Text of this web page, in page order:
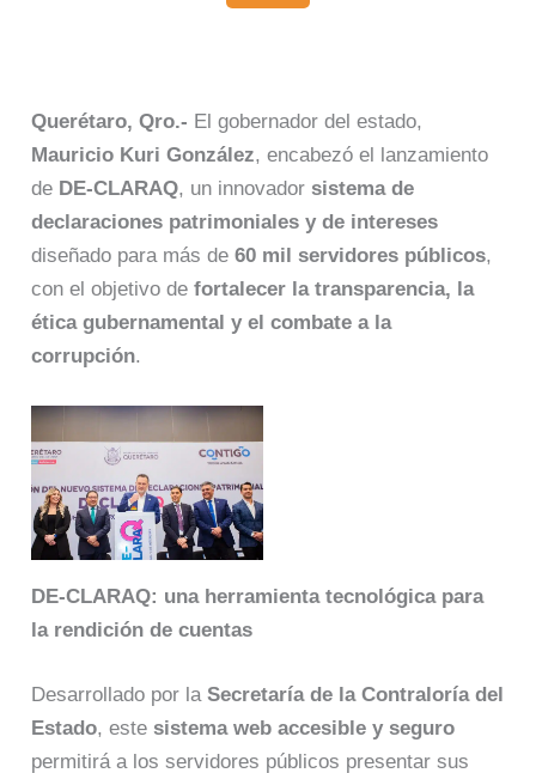
Querétaro, Qro.- El gobernador del estado,
Mauricio Kuri González, encabezó el lanzamiento
de DE-CLARAQ, un innovadorsistema de
declaraciones patrimoniales y de intereses
diseñado para más de60 mil servidores públicos,
con el objetivo defortalecer la transparencia, la
ética gubernamental y el combate a la
corrupción.
DE-CLARAQ: una herramienta tecnológica para
la rendición de cuentas
Desarrollado por laSecretaría de la Contraloría del
Estado, estesistema web accesible y seguro
permitirá a los servidores públicos presentar sus